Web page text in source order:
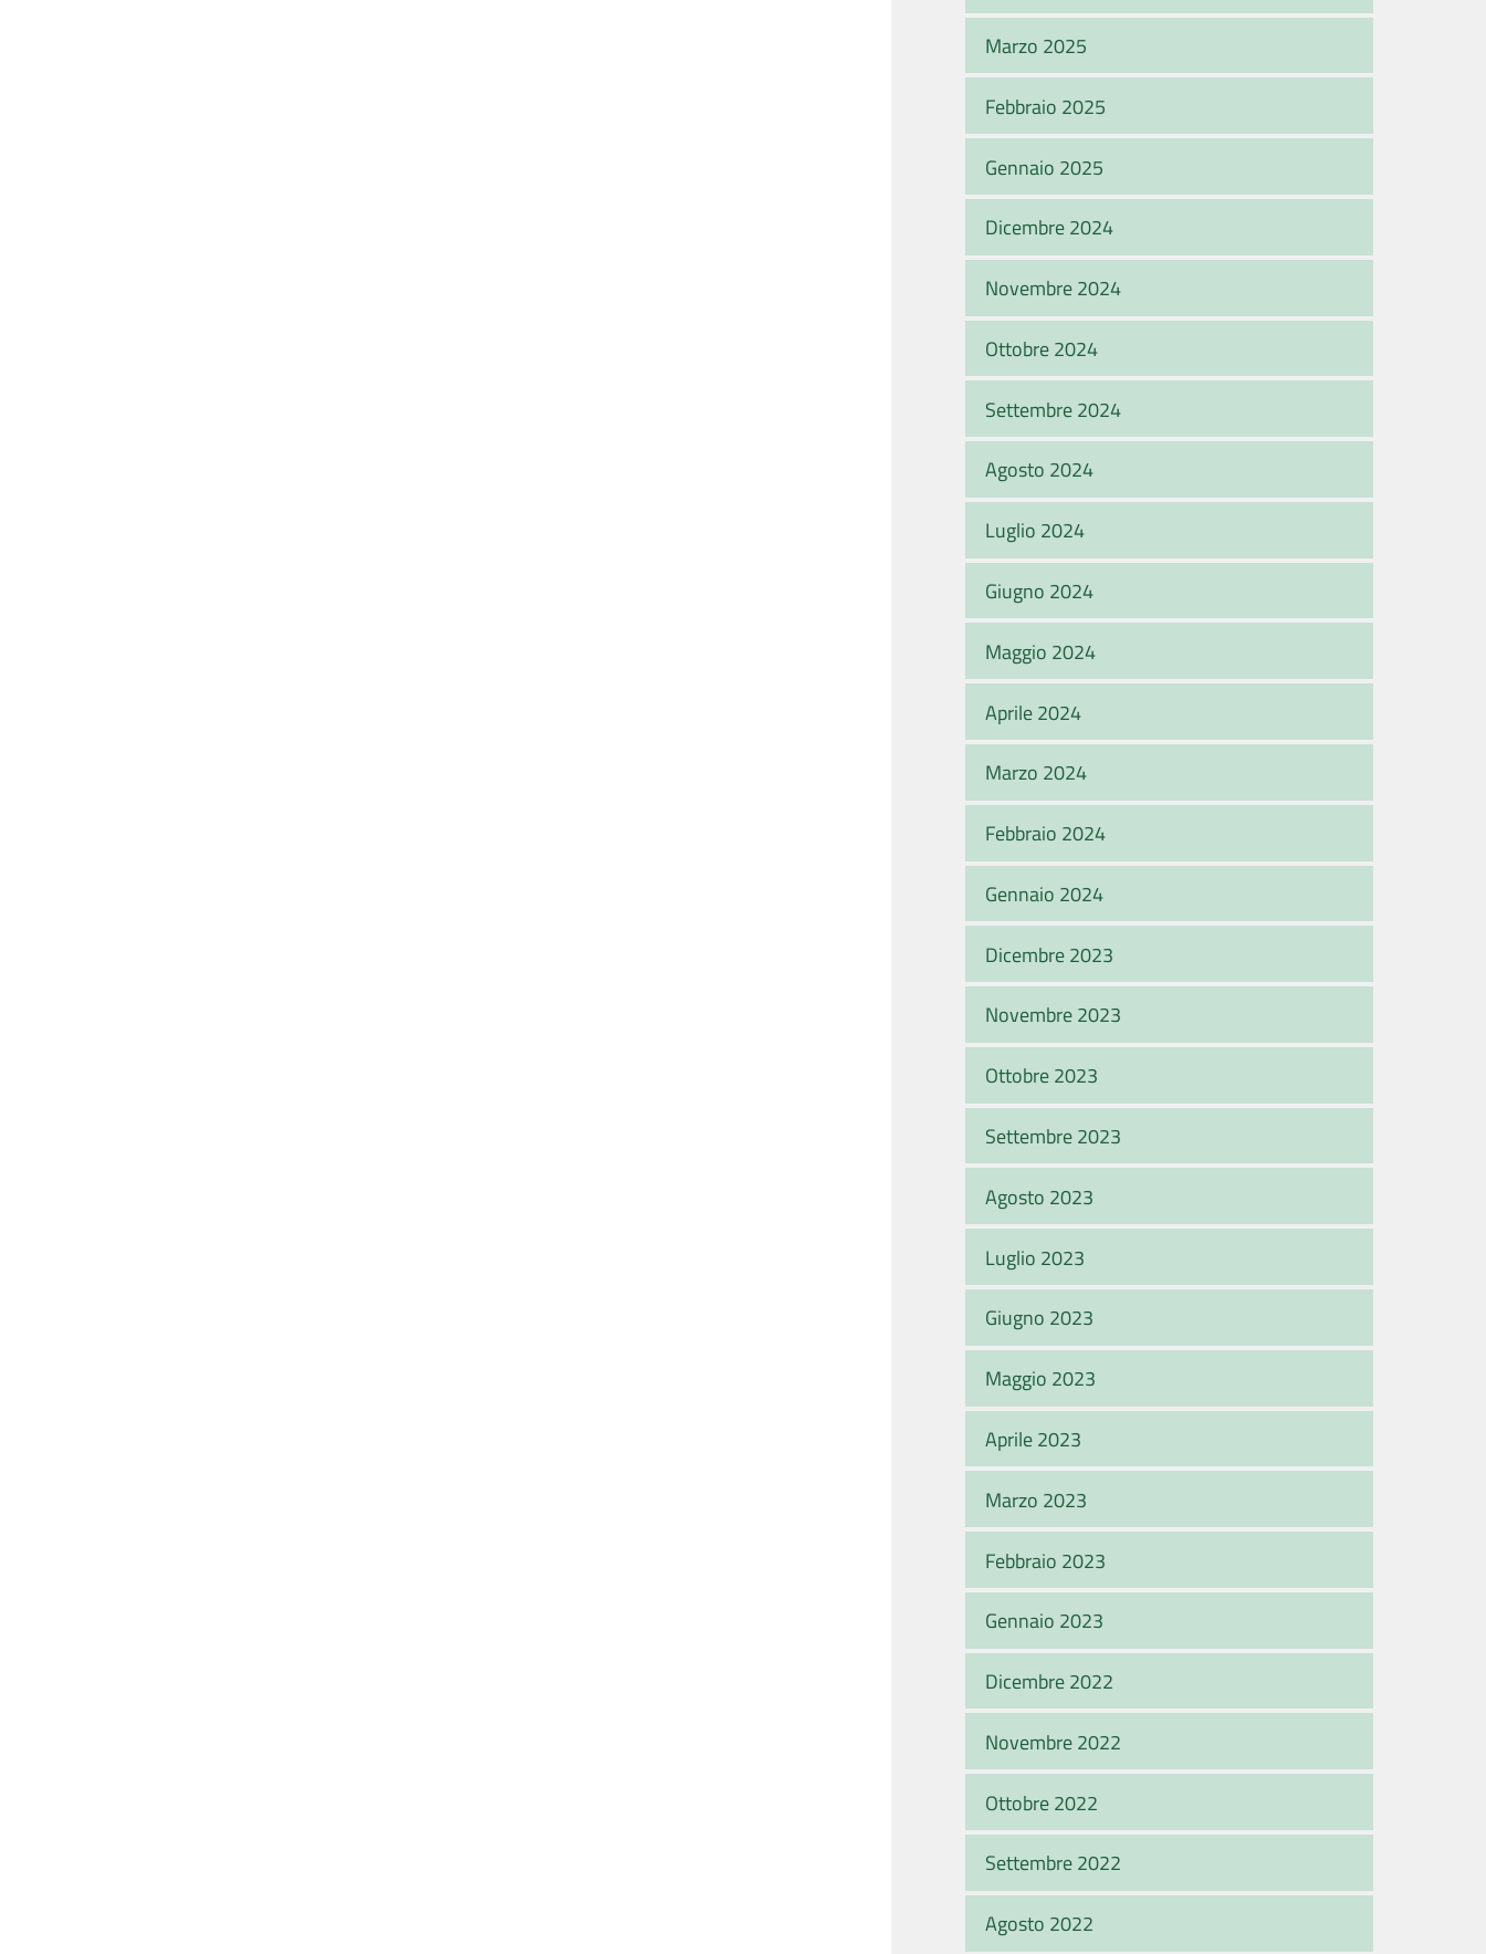
Marzo 2025
Febbraio 2025
Gennaio 2025
Dicembre 2024
Novembre 2024
Ottobre 2024
Settembre 2024
Agosto 2024
Luglio 2024
Giugno 2024
Maggio 2024
Aprile 2024
Marzo 2024
Febbraio 2024
Gennaio 2024
Dicembre 2023
Novembre 2023
Ottobre 2023
Settembre 2023
Agosto 2023
Luglio 2023
Giugno 2023
Maggio 2023
Aprile 2023
Marzo 2023
Febbraio 2023
Gennaio 2023
Dicembre 2022
Novembre 2022
Ottobre 2022
Settembre 2022
Agosto 2022